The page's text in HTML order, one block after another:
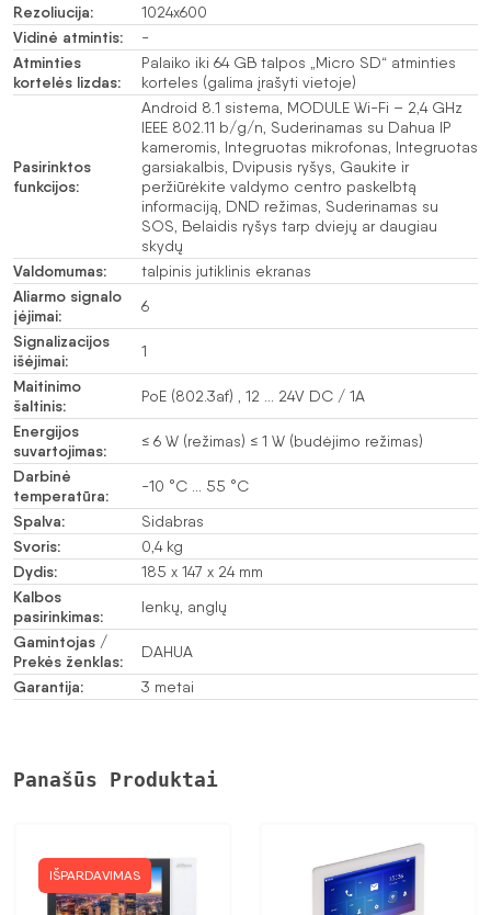
Rezoliucija: 1024x600
Vidinė atmintis: -
Atminties
kortelės lizdas:
Palaiko iki 64 GB talpos „Micro SD“ atminties
korteles (galima įrašyti vietoje)
Pasirinktos
funkcijos:
Android 8.1 sistema, MODULE Wi-Fi – 2,4 GHz
IEEE 802.11 b/g/n, Suderinamas su Dahua IP
kameromis, Integruotas mikrofonas, Integruotas
garsiakalbis, Dvipusis ryšys, Gaukite ir
peržiūrėkite valdymo centro paskelbtą
informaciją, DND režimas, Suderinamas su
SOS, Belaidis ryšys tarp dviejų ar daugiau
skydų
Valdomumas: talpinis jutiklinis ekranas
Aliarmo signalo
įėjimai:
6
Signalizacijos
išėjimai:
1
Maitinimo
šaltinis:
PoE (802.3af) , 12 … 24V DC / 1A
Energijos
suvartojimas:
≤ 6 W (režimas) ≤ 1 W (budėjimo režimas)
Darbinė
temperatūra:
-10 °C … 55 °C
Spalva: Sidabras
Svoris: 0,4 kg
Dydis: 185 x 147 x 24 mm
Kalbos
pasirinkimas:
lenkų, anglų
Gamintojas /
Prekės ženklas:
DAHUA
Garantija: 3 metai
Panašūs Produktai
IŠPARDAVIMAS